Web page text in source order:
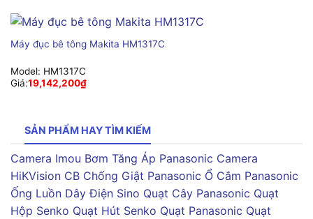
Máy đục bê tông Makita HM1317C
Model: HM1317C
Giá:19,142,200₫
SẢN PHẨM HAY TÌM KIẾM
Camera Imou Bơm Tăng Áp Panasonic Camera
HiKVision CB Chống Giật Panasonic Ổ Cắm Panasonic
Ống Luồn Dây Điện Sino Quạt Cây Panasonic Quạt
Hộp Senko Quạt Hút Senko Quạt Panasonic Quạt